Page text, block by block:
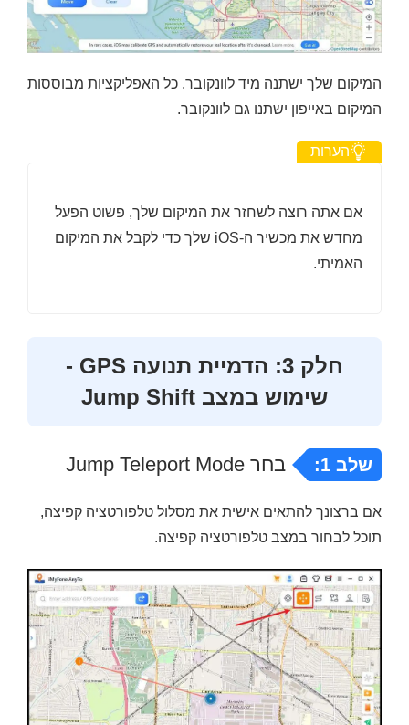
המיקום שלך ישתנה מיד לוונקובר. כל האפליקציות מבוססות
המיקום באייפון ישתנו גם לוונקובר.
הערות
אם אתה רוצה לשחזר את המיקום שלך, פשוט הפעל
מחדש את מכשיר ה-iOS שלך כדי לקבל את המיקום
האמיתי.
חלק 3: הדמיית תנועה GPS -
שימוש במצב Jump Shift
שלב 1: בחר Jump Teleport Mode
אם ברצונך להתאים אישית את מסלול טלפורטציה קפיצה,
תוכל לבחור במצב טלפורטציה קפיצה.